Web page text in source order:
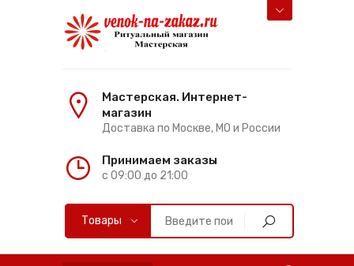
Мастерская. Интернет-
магазин
Доставка по Москве, МО и России
Принимаем заказы
с 09:00 до 21:00